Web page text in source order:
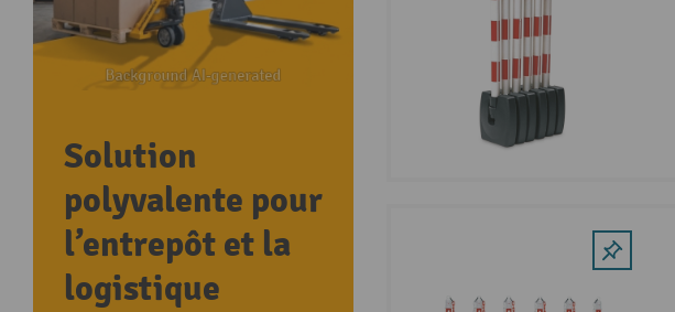
Solution
polyvalente pour
l’entrepôt et la
logistique